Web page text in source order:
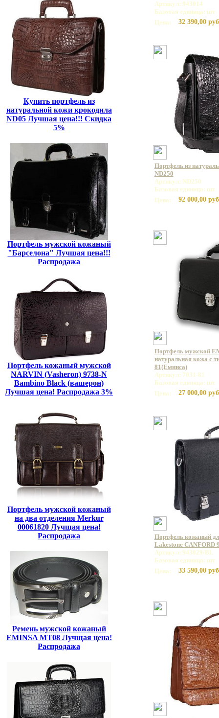
Купить портфель из
натуральной кожи крокодила
ND05 Лучшая цена!!! Скидка
5%
Портфель мужской кожаный
"Барселона" Лучшая цена!!!
Распродажа
Портфель кожаный мужской
NARVIN (Vasheron) 9738-N
Bambino Black (вашерон)
Лучшая цена! Распродажа 3%
Портфель мужской кожаный
на два отделения Merkur
00061820 Лучщая цена!
Распродажа
Ремень мужской кожаный
EMINSA MT08 Лучщая цена!
Распродажа
Артикул: 943014
Базовая единица: шт
Цена:
32 390,00
Портфель из
ND250
Артикул: ND250
Базовая единица: шт
Цена:
92 000,00
Портфель мужской
натуральная кожа с
81(Еминса)
Артикул: 7031-81
Базовая единица: шт
Цена:
27 000,00
Портфель кожаный
Lakestone CANFORD
Артикул: 943029/BL
Базовая единица: шт
Цена:
33 590,00